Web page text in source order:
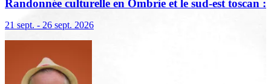
Randonnée culturelle en Ombrie et le sud-est toscan :
21 sept. - 26 sept. 2026